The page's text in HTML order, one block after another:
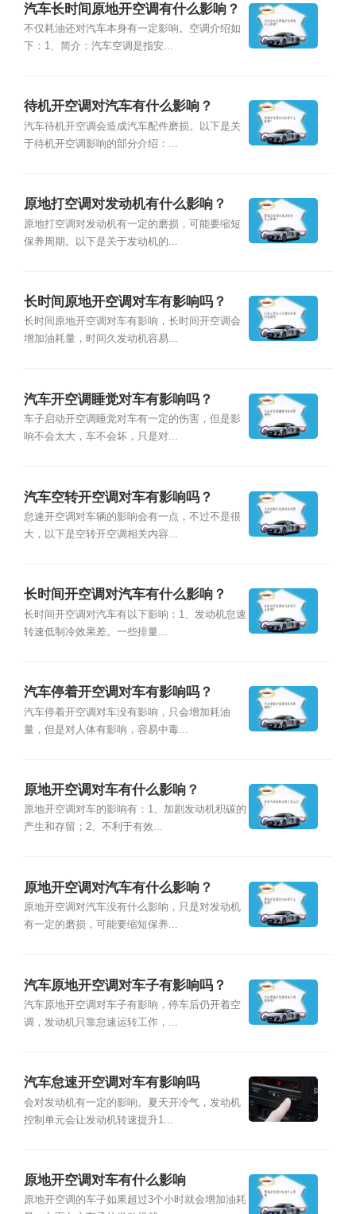
汽车长时间原地开空调有什么影响？
不仅耗油还对汽车本身有一定影响。空调介绍如
下：1、简介：汽车空调是指安...
待机开空调对汽车有什么影响？
汽车待机开空调会造成汽车配件磨损。以下是关
于待机开空调影响的部分介绍：...
原地打空调对发动机有什么影响？
原地打空调对发动机有一定的磨损，可能要缩短
保养周期。以下是关于发动机的...
长时间原地开空调对车有影响吗？
长时间原地开空调对车有影响，长时间开空调会
增加油耗量，时间久发动机容易...
汽车开空调睡觉对车有影响吗？
车子启动开空调睡觉对车有一定的伤害，但是影
响不会太大，车不会坏，只是对...
汽车空转开空调对车有影响吗？
怠速开空调对车辆的影响会有一点，不过不是很
大，以下是空转开空调相关内容...
长时间开空调对汽车有什么影响？
长时间开空调对汽车有以下影响：1、发动机怠速
转速低制冷效果差。一些排量...
汽车停着开空调对车有影响吗？
汽车停着开空调对车没有影响，只会增加耗油
量，但是对人体有影响，容易中毒...
原地开空调对车有什么影响？
原地开空调对车的影响有：1、加剧发动机积碳的
产生和存留；2、不利于有效...
原地开空调对汽车有什么影响？
原地开空调对汽车没有什么影响，只是对发动机
有一定的磨损，可能要缩短保养...
汽车原地开空调对车子有影响吗？
汽车原地开空调对车子有影响，停车后仍开着空
调，发动机只靠怠速运转工作，...
汽车怠速开空调对车有影响吗
会对发动机有一定的影响。夏天开冷气，发动机
控制单元会让发动机转速提升1...
原地开空调对车有什么影响
原地开空调的车子如果超过3个小时就会增加油耗